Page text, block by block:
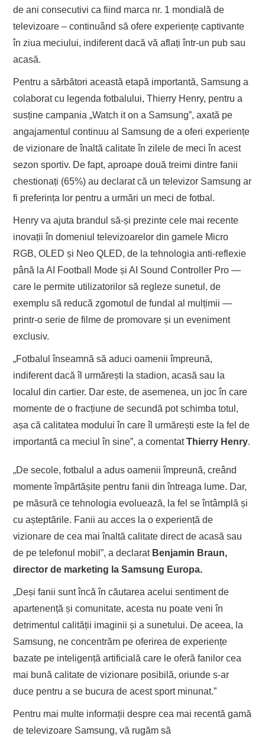
de ani consecutivi ca fiind marca nr. 1 mondială de
televizoare – continuând să ofere experiențe captivante
în ziua meciului, indiferent dacă vă aflați într-un pub sau
acasă.
Pentru a sărbători această etapă importantă, Samsung a
colaborat cu legenda fotbalului, Thierry Henry, pentru a
susține campania „Watch it on a Samsung”, axată pe
angajamentul continuu al Samsung de a oferi experiențe
de vizionare de înaltă calitate în zilele de meci în acest
sezon sportiv. De fapt, aproape două treimi dintre fanii
chestionați (65%) au declarat că un televizor Samsung ar
fi preferința lor pentru a urmări un meci de fotbal.
Henry va ajuta brandul să-și prezinte cele mai recente
inovații în domeniul televizoarelor din gamele Micro
RGB, OLED și Neo QLED, de la tehnologia anti-reflexie
până la AI Football Mode și AI Sound Controller Pro —
care le permite utilizatorilor să regleze sunetul, de
exemplu să reducă zgomotul de fundal al mulțimii —
printr-o serie de filme de promovare și un eveniment
exclusiv.
„Fotbalul înseamnă să aduci oamenii împreună,
indiferent dacă îl urmărești la stadion, acasă sau la
localul din cartier. Dar este, de asemenea, un joc în care
momente de o fracțiune de secundă pot schimba totul,
așa că calitatea modului în care îl urmărești este la fel de
importantă ca meciul în sine”, a comentatThierry Henry.
„De secole, fotbalul a adus oamenii împreună, creând
momente împărtășite pentru fanii din întreaga lume. Dar,
pe măsură ce tehnologia evoluează, la fel se întâmplă și
cu așteptările. Fanii au acces la o experiență de
vizionare de cea mai înaltă calitate direct de acasă sau
de pe telefonul mobil”, a declarat Benjamin Braun,
director de marketing la Samsung Europa.
„Deși fanii sunt încă în căutarea acelui sentiment de
apartenență și comunitate, acesta nu poate veni în
detrimentul calității imaginii și a sunetului. De aceea, la
Samsung, ne concentrăm pe oferirea de experiențe
bazate pe inteligență artificială care le oferă fanilor cea
mai bună calitate de vizionare posibilă, oriunde s-ar
duce pentru a se bucura de acest sport minunat.”
Pentru mai multe informații despre cea mai recentă gamă
de televizoare Samsung, vă rugăm să